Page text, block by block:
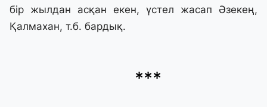
бiр жылдан асқан екен, үстел жасап Әзекең,
Қалмахан, т.б. бардық.
***